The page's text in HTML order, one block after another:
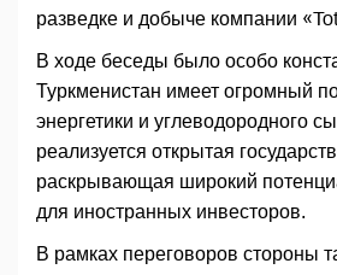
разведке и добыче компании
В ходе беседы было особо
Туркменистан имеет огромный
энергетики и углеводородного
реализуется открытая
раскрывающая широкий
для иностранных инвесторов.
В рамках переговоров стороны